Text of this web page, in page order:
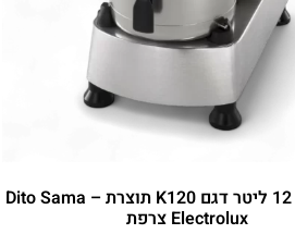
מעבד מזון 12 ליטר דגם K120 תוצרת Dito Sama –
Electrolux צרפת